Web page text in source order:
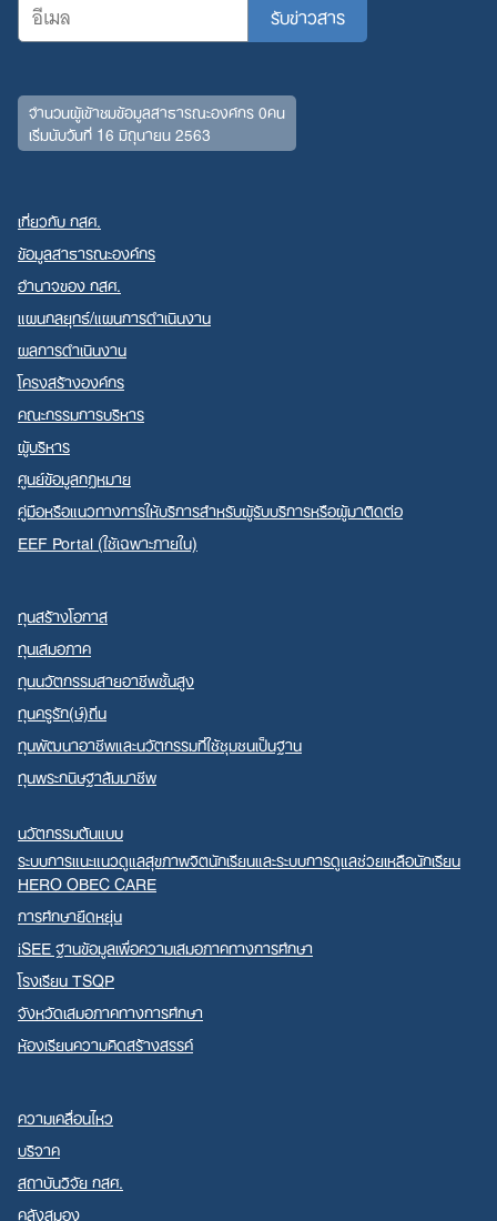
Search
for:
จำนวนผู้เข้าชมข้อมูลสาธารณะองค์กร 0คน
เริ่มนับวันที่ 16 มิถุนายน 2563
เกี่ยวกับ กสศ.
ข้อมูลสาธารณะองค์กร
อำนาจของ กสศ.
แผนกลยุทธ์/แผนการดำเนินงาน
ผลการดำเนินงาน
โครงสร้างองค์กร
คณะกรรมการบริหาร
ผู้บริหาร
ศูนย์ข้อมูลกฎหมาย
คู่มือหรือแนวทางการให้บริการสำหรับผู้รับบริการหรือผู้มาติดต่อ
EEF Portal (ใช้เฉพาะภายใน)
ทุนสร้างโอกาส
ทุนเสมอภาค
ทุนนวัตกรรมสายอาชีพชั้นสูง
ทุนครูรัก(ษ์)ถิ่น
ทุนพัฒนาอาชีพและนวัตกรรมที่ใช้ชุมชนเป็นฐาน
ทุนพระกนิษฐาสัมมาชีพ
นวัตกรรมต้นแบบ
ระบบการแนะแนวดูแลสุขภาพจิตนักเรียนและระบบการดูแลช่วยเหลือนักเรียน
HERO OBEC CARE
การศึกษายืดหยุ่น
iSEE ฐานข้อมูลเพื่อความเสมอภาคทางการศึกษา
โรงเรียน TSQP
จังหวัดเสมอภาคทางการศึกษา
ห้องเรียนความคิดสร้างสรรค์
ความเคลื่อนไหว
บริจาค
สถาบันวิจัย กสศ.
คลังสมอง